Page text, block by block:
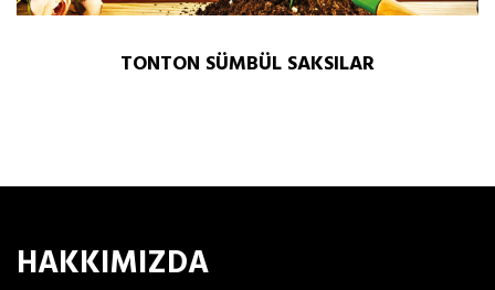
TONTON SÜMBÜL SAKSILAR
HAKKIMIZDA